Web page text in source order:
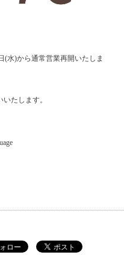
(水)から通常営業再開いたしま
たします。